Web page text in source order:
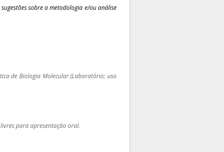
sobre a metodologia e/ou análise
de Biologia Molecular (Laboratório; uso
para apresentação oral.